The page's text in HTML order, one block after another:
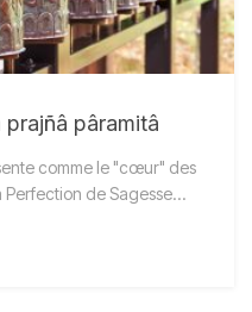
pâramitâ
comme le "cœur" des
Perfection de Sagesse…